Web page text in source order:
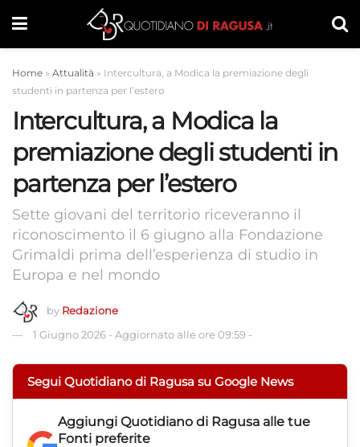
Home » Attualità » Intercultura, a Modica la premiazione degli
studenti in partenza per l’estero
Intercultura, a Modica la
premiazione degli studenti in
partenza per l’estero
Sette giovani del territorio riceveranno il
riconoscimento il 6 giugno alla Fondazione
Grimaldi prima dell’esperienza di studio in
Europa e nel mondo
by Redazione
1 Giugno 2026 - Aggiornato alle ore 09:59 -
Segui Quotidiano di Ragusa su Google News
Aggiungi Quotidiano di Ragusa alle tue
Fonti preferite